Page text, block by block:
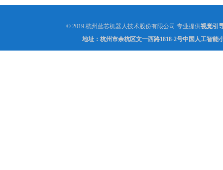
© 2019 杭州蓝芯机器人技术股份有限公司 专业提供视觉引
地址：杭州市余杭区文一西路1818-2号中国人工智能